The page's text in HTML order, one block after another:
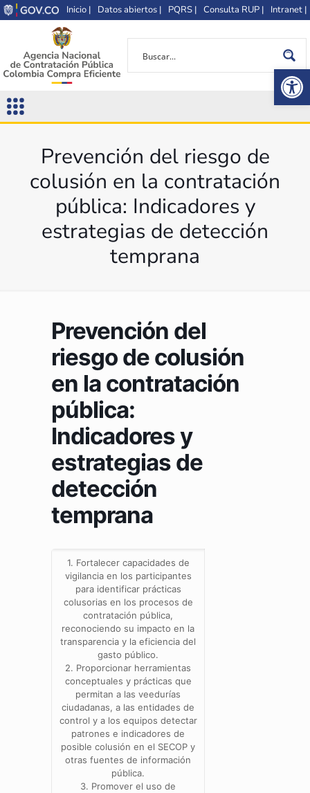
Inicio | Datos abiertos | PQRS | Consulta RUP | Intranet |
Prevención del riesgo de
colusión en la contratación
pública: Indicadores y
estrategias de detección
temprana
Prevención del
riesgo de colusión
en la contratación
pública:
Indicadores y
estrategias de
detección
temprana
1. Fortalecer capacidades de
vigilancia en los participantes
para identificar prácticas
colusorias en los procesos de
contratación pública,
reconociendo su impacto en la
transparencia y la eficiencia del
gasto público.
2. Proporcionar herramientas
conceptuales y prácticas que
permitan a las veedurías
ciudadanas, a las entidades de
control y a los equipos detectar
patrones e indicadores de
posible colusión en el SECOP y
otras fuentes de información
pública.
3. Promover el uso de